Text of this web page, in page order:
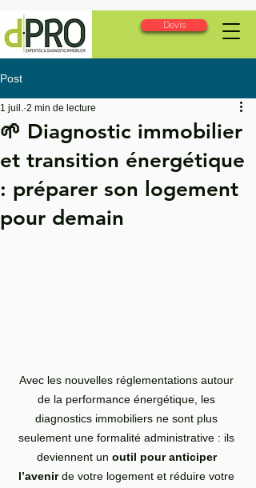
Devis
Post
🌱 Diagnostic immobilier
et transition énergétique
: préparer son logement
pour demain
1 juil. 2 min de lecture
Avec les nouvelles réglementations autour
de la performance énergétique, les
diagnostics immobiliers ne sont plus
seulement une formalité administrative : ils
deviennent un outil pour anticiper
l’avenir de votre logement et réduire votre